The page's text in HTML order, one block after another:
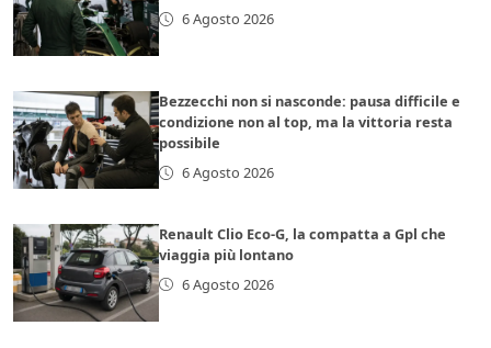
6 Agosto 2026
Bezzecchi non si nasconde: pausa difficile e
condizione non al top, ma la vittoria resta
possibile
6 Agosto 2026
Renault Clio Eco-G, la compatta a Gpl che
viaggia più lontano
6 Agosto 2026